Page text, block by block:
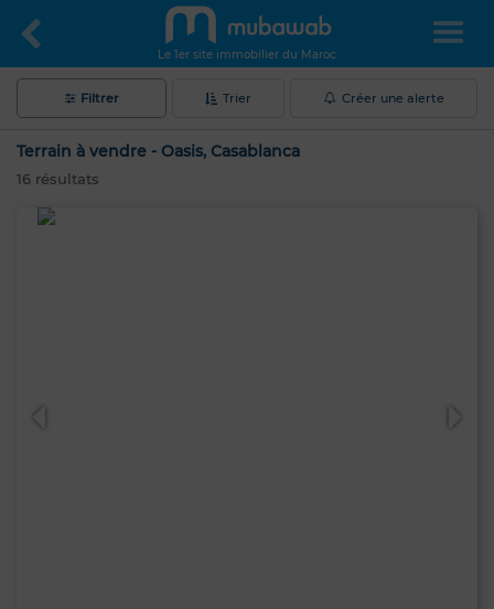
Le 1er site immobilier du Maroc
Filtrer Trier Créer une alerte
Terrain à vendre - Oasis, Casablanca
16 résultats